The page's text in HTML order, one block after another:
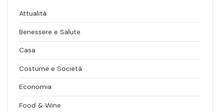
Attualità
Benessere e Salute
Casa
Costume e Società
Economia
Food & Wine